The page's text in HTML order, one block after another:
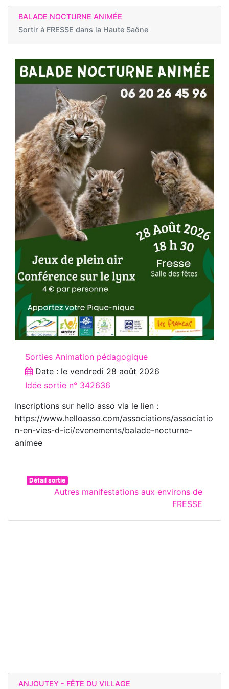
BALADE NOCTURNE ANIMÉE
Sortir à FRESSE dans la Haute Saône
Sorties Animation pédagogique
Date : le vendredi 28 août 2026
Idée sortie n° 342636
Inscriptions sur hello asso via le lien :
https://www.helloasso.com/associations/associatio
n-en-vies-d-ici/evenements/balade-nocturne-
animee
Détail sortie
Autres manifestations aux environs de
FRESSE
ANJOUTEY - FÊTE DU VILLAGE